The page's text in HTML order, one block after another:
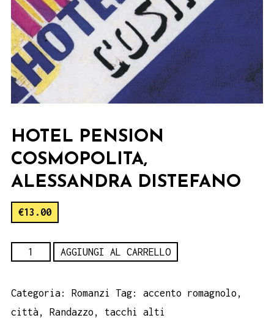
HOTEL PENSION
COSMOPOLITA,
ALESSANDRA DISTEFANO
€13.00
Hotel
Cosmopolita,
Alessandra
AGGIUNGI AL CARRELLO
Categoria: Romanzi Tag: accento romagnolo ,
città, Randazzo , tacchi alti